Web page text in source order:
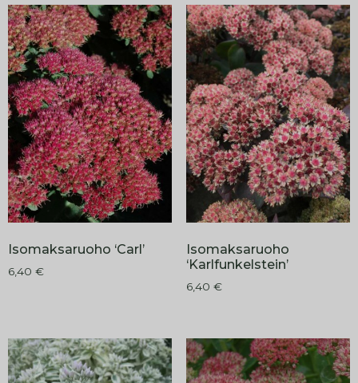
Isomaksaruoho ‘Carl’
6,40 €
Isomaksaruoho
‘Karlfunkelstein’
6,40 €